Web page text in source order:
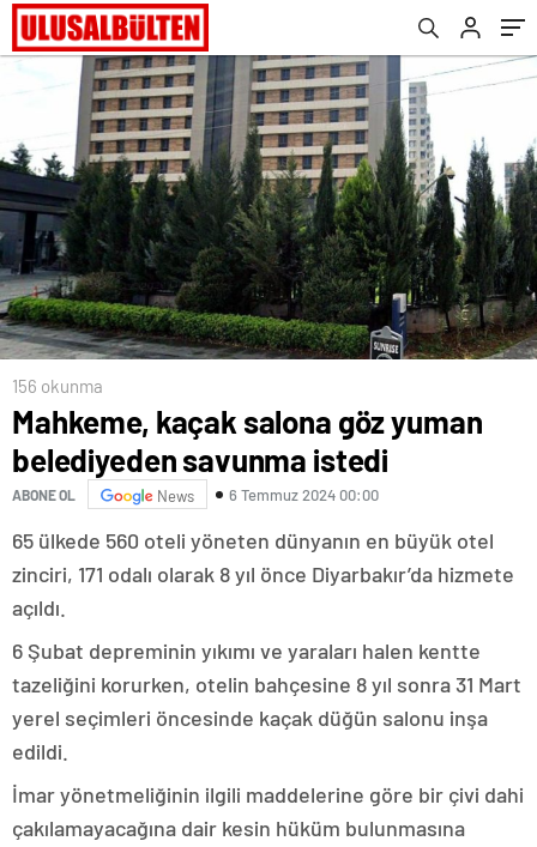
156 okunma
Mahkeme, kaçak salona göz yuman
belediyeden savunma istedi
ABONE OL News 6 Temmuz 2024 00:00
65 ülkede 560 oteli yöneten dünyanın en büyük otel
zinciri, 171 odalı olarak 8 yıl önce Diyarbakır’da hizmete
açıldı.
6 Şubat depreminin yıkımı ve yaraları halen kentte
tazeliğini korurken, otelin bahçesine 8 yıl sonra 31 Mart
yerel seçimleri öncesinde kaçak düğün salonu inşa
edildi.
İmar yönetmeliğinin ilgili maddelerine göre bir çivi dahi
çakılamayacağına dair kesin hüküm bulunmasına